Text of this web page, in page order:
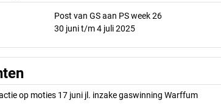
Post van GS aan PS week 26
30 juni t/m 4 juli 2025
op moties 17 juni jl. inzake gaswinning Warffum